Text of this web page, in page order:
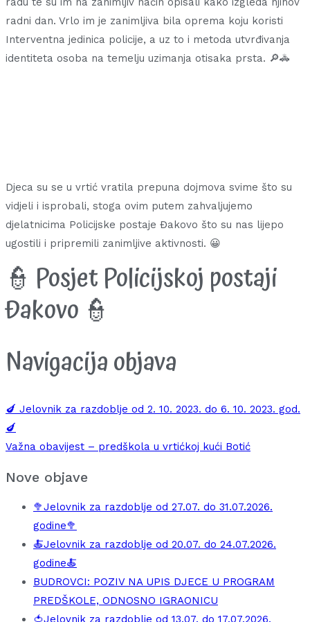
radni dan. Vrlo im je zanimljiva bila oprema koju koristi
Interventna jedinica policije, a uz to i metoda utvrđivanja
identiteta osoba na temelju uzimanja otisaka prsta. 🔎🚓
Djeca su se u vrtić vratila prepuna dojmova svime što su
vidjeli i isprobali, stoga ovim putem zahvaljujemo
djelatnicima Policijske postaje Đakovo što su nas lijepo
ugostili i pripremili zanimljive aktivnosti. 😀
👮 Posjet Policijskoj postaji
Đakovo 👮
Navigacija objava
🍆 Jelovnik za razdoblje od 2. 10. 2023. do 6. 10. 2023. god.
🍆
Važna obavijest – predškola u vrtićkoj kući Botić
Nove objave
🥦Jelovnik za razdoblje od 27.07. do 31.07.2026.
godine🥦
🍝Jelovnik za razdoblje od 20.07. do 24.07.2026.
godine🍝
BUDROVCI: POZIV NA UPIS DJECE U PROGRAM
PREDŠKOLE, ODNOSNO IGRAONICU
🍅Jelovnik za razdoblje od 13.07. do 17.07.2026.